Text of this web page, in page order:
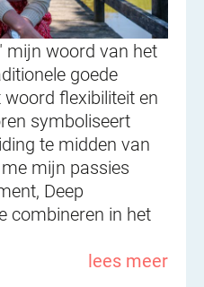
mijn woord van het
goede
flexibiliteit en
symboliseert
te midden van
mijn passies
Deep
combineren in het
lees meer